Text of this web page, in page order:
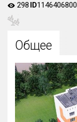
Все
Все
Район в городе
Все
298 ID
Общее